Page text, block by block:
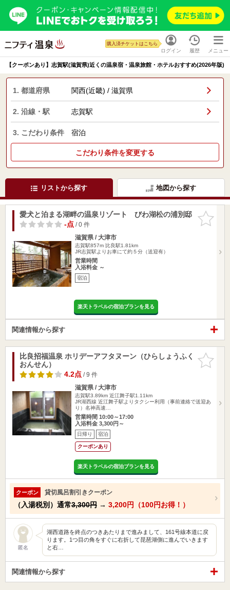
ログイン
購入済チケットはこちら
履歴 メニュー
【クーポンあり】志賀駅(滋賀県)近くの温泉宿・温泉旅館・ホテルおすすめ(2026年版)
1. 都道府県 関西(近畿) / 滋賀県
2. 沿線・駅 志賀駅
3. こだわり条件 宿泊
こだわり条件を変更する
リストから探す 地図から探す
お気に入
りに追加
愛犬と泊まる湖畔の温泉リゾート びわ湖松の浦別邸
-点/ 0 件
滋賀県 / 大津市
志賀駅857m 比良駅1.81km
JR志賀駅よりお車にて約５分（送迎有）
営業時間
入浴料金 ～
宿泊
楽天トラベルの宿泊プランを見る
関連情報から探す
お気に入
りに追加
比良招福温泉 ホリデーアフタヌーン（ひらしょうふく
おんせん）
4.2点/ 9 件
滋賀県 / 大津市
志賀駅3.89km 近江舞子駅1.11km
JR湖西線 近江舞子駅よりタクシー利用（事前連絡で送迎あ
り）名神高速…
営業時間 10:00～17:00
入浴料金 3,300円～
日帰り 宿泊
クーポンあり
楽天トラベルの宿泊プランを見る
クーポン 貸切風呂割引きクーポン
（入湯税別）通常3,300円 → 3,200円（100円お得！）
匿名
湖西道路を終点のつきあたりまで進みまして、161号線本道に戻
ります。1つ目の角をすぐに右折して琵琶湖側に進んでいきます
と右…
関連情報から探す